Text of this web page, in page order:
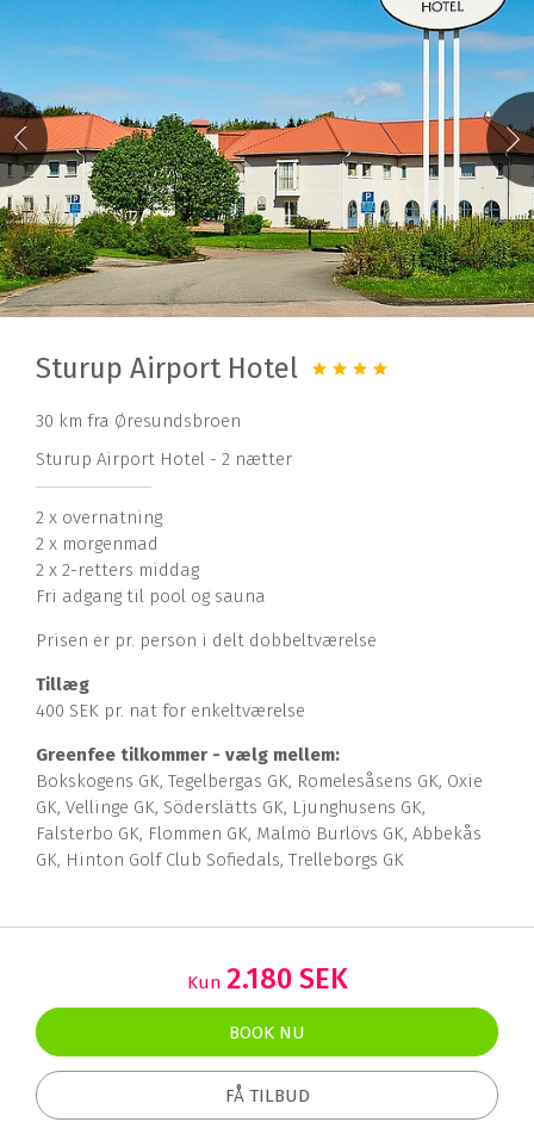
Sturup Airport Hotel
30 km fra Øresundsbroen
Sturup Airport Hotel - 2 nætter
2 x overnatning
2 x morgenmad
2 x 2-retters middag
Fri adgang til pool og sauna
Prisen er pr. person i delt dobbeltværelse
Tillæg
400 SEK pr. nat for enkeltværelse
Greenfee tilkommer - vælg mellem:
Bokskogens GK, Tegelbergas GK, Romelesåsens GK, Oxie
GK, Vellinge GK, Söderslätts GK, Ljunghusens GK,
Falsterbo GK, Flommen GK, Malmö Burlövs GK, Abbekås
GK, Hinton Golf Club Sofiedals, Trelleborgs GK
Kun 2.180 SEK
BOOK NU
FÅ TILBUD